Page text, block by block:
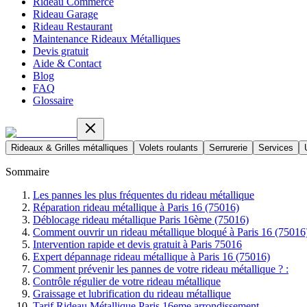
Rideau Garage
Rideau Restaurant
Maintenance Rideaux Métalliques
Devis gratuit
Aide & Contact
Blog
FAQ
Glossaire
Rideaux & Grilles métalliques Volets roulants Serrurerie Services
Sommaire
Les pannes les plus fréquentes du rideau métallique
Réparation rideau métallique à Paris 16 (75016)
Déblocage rideau métallique Paris 16ème (75016)
Comment ouvrir un rideau métallique bloqué à Paris 16
Intervention rapide et devis gratuit à Paris 75016
Expert dépannage rideau métallique à Paris 16 (75016)
Comment prévenir les pannes de votre rideau métallique ? :
Contrôle régulier de votre rideau métallique
Graissage et lubrification du rideau métallique